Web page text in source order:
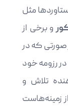
مثل
و برخی از
صورتی که در
رزومه خود
تلاش و
زمینه‌هاست